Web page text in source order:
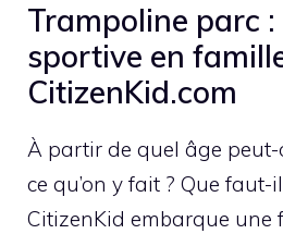
Trampoline parc
sportive en
CitizenKid.com
À partir de quel âge peut-
ce qu’on y fait ? Que faut-
CitizenKid embarque une